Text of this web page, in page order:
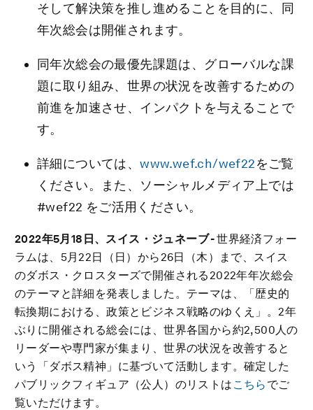
そして解決策を推し進めることを目的に、同
年次総会は開催されます。
同年次総会の最優先課題は、グローバルな課
題に取り組み、世界の状況を改善するための
前進を加速させ、インパクトを与えることで
す。
詳細については、www.wef.ch/wef22をご覧
ください。また、ソーシャルメディア上では
#wef22 をご活用ください。
2022年5月18日、スイス ・ ジュネーブ-世界経済フォー
ラムは、5月22日（日）から26日（木）まで、スイス
のダボス・クロスターズで開催される2022年年次総会
のテーマと詳細を発表しました。テーマは、「歴史的
転換期における、政策とビジネス戦略のゆくえ」。2年
ぶりに開催される総会には、世界各国から約2,500人の
リーダーや専門家が集まり、世界の状況を改善すると
いう「ダボス精神」に基づいて活動します。確定した
パブリックフィギュア（公人）のリストは こちら でご
覧いただけます。